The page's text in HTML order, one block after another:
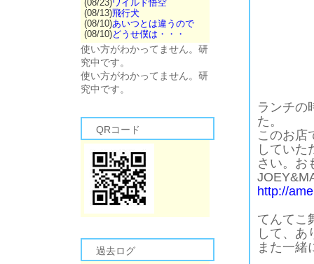
(08/23)ワイルド悟空
(08/13)飛行犬
(08/10)あいつとは違うので
(08/10)どうせ僕は・・・
使い方がわかってません。研
究中です。
使い方がわかってません。研
究中です。
QRコード
過去ログ
ランチの
た。
このお店
していた
さい。お
http://
てんてこ
して、あ
また一緒